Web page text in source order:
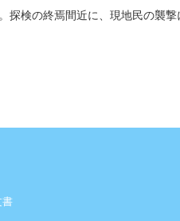
検の終焉間近に、現地民の襲撃
書